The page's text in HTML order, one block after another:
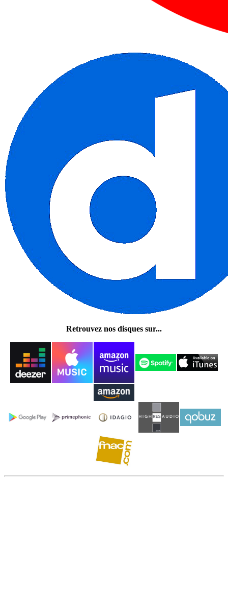
Retrouvez nos disques sur...